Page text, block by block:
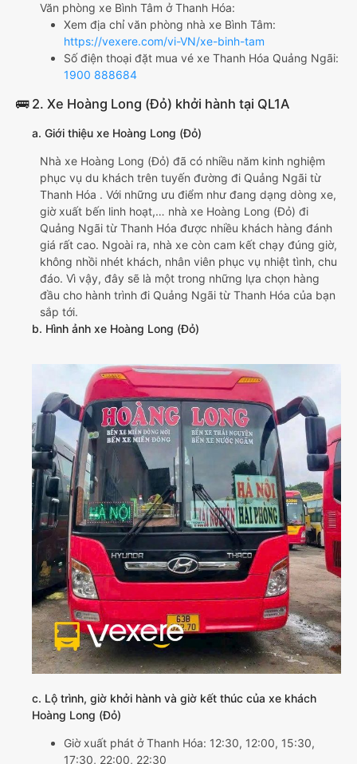
Văn phòng xe Bình Tâm ở Thanh Hóa:
Xem địa chỉ văn phòng nhà xe Bình Tâm:
https://vexere.com/vi-VN/xe-binh-tam
Số điện thoại đặt mua vé xe Thanh Hóa Quảng Ngãi:
1900 888684
🚌 2. Xe Hoàng Long (Đỏ) khởi hành tại QL1A
a. Giới thiệu xe Hoàng Long (Đỏ)
Nhà xe Hoàng Long (Đỏ) đã có nhiều năm kinh nghiệm
phục vụ du khách trên tuyến đường đi Quảng Ngãi từ
Thanh Hóa . Với những ưu điểm như đang dạng dòng xe,
giờ xuất bến linh hoạt,… nhà xe Hoàng Long (Đỏ) đi
Quảng Ngãi từ Thanh Hóa được nhiều khách hàng đánh
giá rất cao. Ngoài ra, nhà xe còn cam kết chạy đúng giờ,
không nhồi nhét khách, nhân viên phục vụ nhiệt tình, chu
đáo. Vì vậy, đây sẽ là một trong những lựa chọn hàng
đầu cho hành trình đi Quảng Ngãi từ Thanh Hóa của bạn
sắp tới.
b. Hình ảnh xe Hoàng Long (Đỏ)
c. Lộ trình, giờ khởi hành và giờ kết thúc của xe khách
Hoàng Long (Đỏ)
Giờ xuất phát ở Thanh Hóa: 12:30, 12:00, 15:30,
17:30, 22:00, 22:30